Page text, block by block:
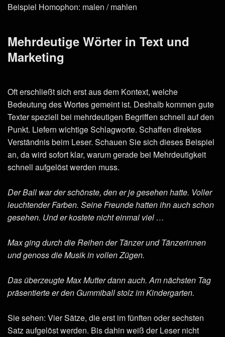
Beispiel Homophon: malen / mahlen
Mehrdeutige Wörter in Text und
Marketing
Oft erschließt sich erst aus dem Kontext, welche
Bedeutung des Wortes gemeint ist. Deshalb kommen gute
Texter speziell bei mehrdeutigen Begriffen schnell auf den
Punkt. Liefern wichtige Schlagworte. Schaffen direktes
Verständnis beim Leser. Schauen Sie sich dieses Beispiel
an, da wird sofort klar, warum gerade bei Mehrdeutigkeit
schnell aufgelöst werden muss.
Der Ball war der schönste, den er je gesehen hatte. Voller
leuchtender Farben. Seine Freunde hatten ihn auch schon
gesehen. Und er kostete nicht einmal viel …
Max ging durch die Reihen der Tänzer und Tänzerinnen
und genoss die Musik in vollen Zügen.
Das überzeugte Max Mutter dann auch. Am nächsten Tag
präsentierte er den Gummiball stolz im Kindergarten.
Sie sehen: Vier Sätze, die erst im fünften oder sechsten
Satz aufgelöst werden. Bis dahin weiß der Leser nicht